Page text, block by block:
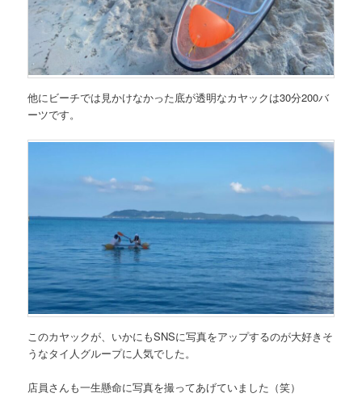
他にビーチでは見かけなかった底が透明なカヤックは30分200バ
ーツです。
このカヤックが、いかにもSNSに写真をアップするのが大好きそ
うなタイ人グループに人気でした。
店員さんも一生懸命に写真を撮ってあげていました（笑）